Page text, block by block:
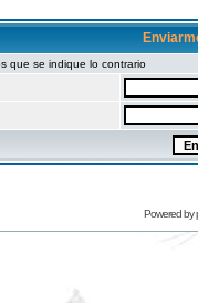
que se indique lo contrario
Powered by